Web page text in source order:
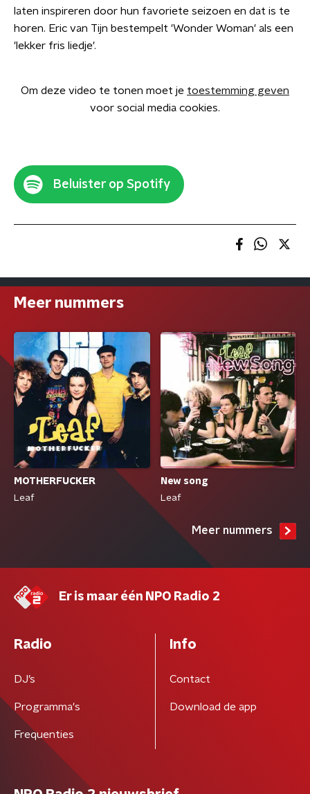
laten inspireren door hun favoriete seizoen en dat is te
horen. Eric van Tijn bestempelt 'Wonder Woman' als een
'lekker fris liedje'.
Om deze video te tonen moet je toestemming geven
voor social media cookies.
Beluister op Spotify
Meer nummers
MOTHERFUCKER
Leaf
New song
Leaf
Meer nummers
Er is maar één NPO Radio 2
Radio
DJ’s
Programma's
Frequenties
Info
Contact
Download de app